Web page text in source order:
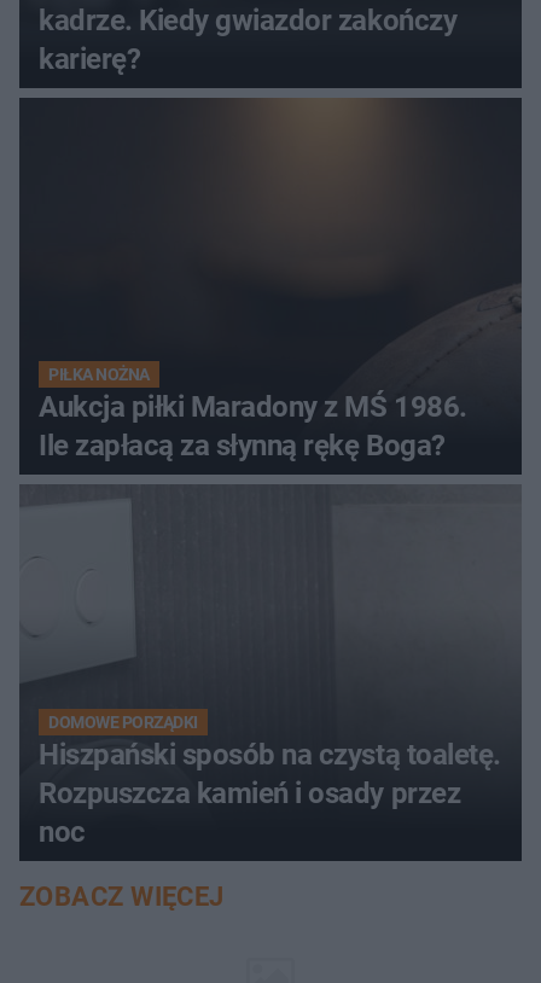
kadrze. Kiedy gwiazdor zakończy
karierę?
PIŁKA NOŻNA
Aukcja piłki Maradony z MŚ 1986.
Ile zapłacą za słynną rękę Boga?
DOMOWE PORZĄDKI
Hiszpański sposób na czystą toaletę.
Rozpuszcza kamień i osady przez
noc
ZOBACZ WIĘCEJ